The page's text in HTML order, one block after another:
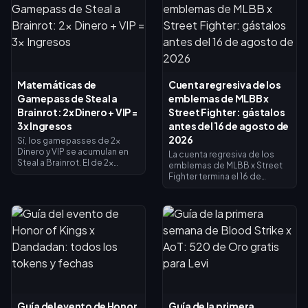
Matemáticas de
Gamepass de Steal a
Brainrot: 2x Dinero + VIP =
3x Ingresos
Sí, los gamepasses de 2x
Dinero y VIP se acumulan en
Steal a Brainrot. El de 2x
entre sí para dar exactamente
3x de ingresos base, no 4x. El
de 2x Dinero cuesta 119
Robux, el VIP cuesta 499 (618
en total). Compra primero el
de 2x Dinero y añade el VIP
cuando tus ingresos base lo
Cuenta regresiva de los
emblemas de MLBB x
Street Fighter: gástalos
antes del 16 de agosto de
2026
La cuenta regresiva de los
emblemas de MLBB x Street
Fighter termina el 16 de
colaboración de 45 días y su
tienda de intercambio de
emblemas. Se espera que los
emblemas no utilizados
caduquen con el evento, así
que canjea todo ahora: los